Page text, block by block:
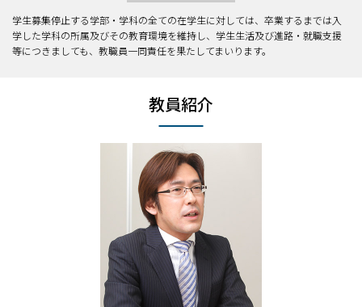
学生募集停止する学部・学科の全ての在学生に対しては、卒業するまでは入
学した学科の所属及びその教育環境を維持し、学生生活及び進路・就職支援
等につきましても、教職員一同責任を果たしてまいります。
教員紹介